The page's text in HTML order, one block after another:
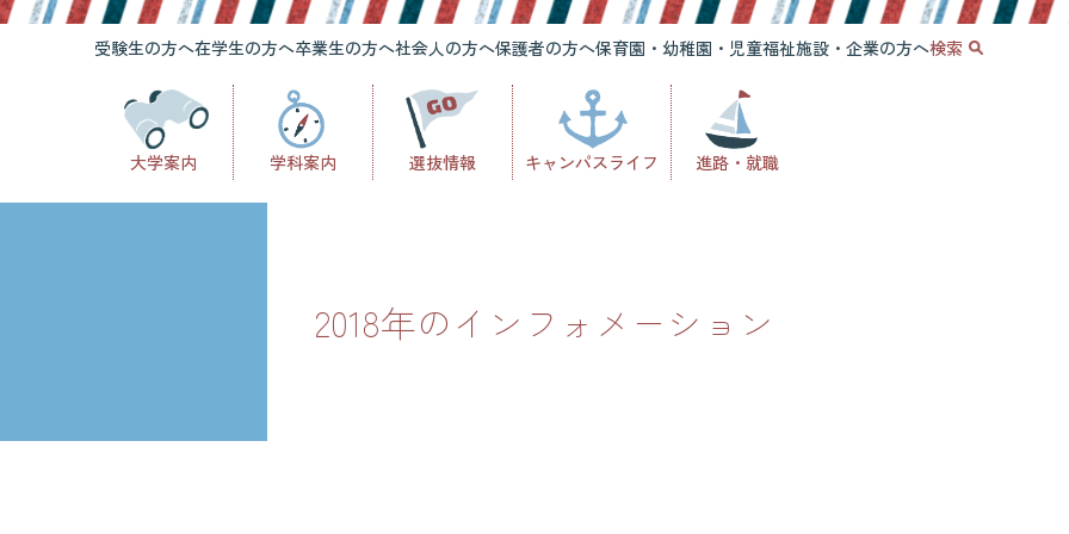
受験生の方へ在学生の方へ卒業生の方へ社会人の方へ保護者の方へ保育園・幼稚園・児童福祉施設・企業の方へ検索
大学案内 学科案内 選抜情報 キャンパスライフ 進路・就職
2018年のインフォメーション